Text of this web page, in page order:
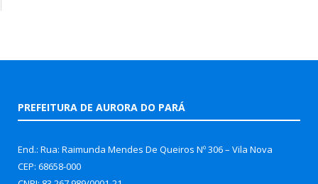
PREFEITURA DE AURORA DO PARÁ
End.: Rua: Raimunda Mendes De Queiros Nº 306 – Vila Nova
CEP: 68658-000